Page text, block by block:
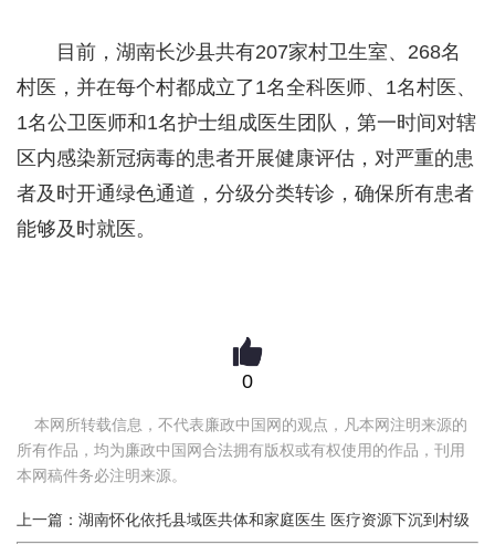
目前，湖南长沙县共有207家村卫生室、268名
村医，并在每个村都成立了1名全科医师、1名村医、
1名公卫医师和1名护士组成医生团队，第一时间对辖
区内感染新冠病毒的患者开展健康评估，对严重的患
者及时开通绿色通道，分级分类转诊，确保所有患者
能够及时就医。
0
本网所转载信息，不代表廉政中国网的观点，凡本网注明来源的
所有作品，均为廉政中国网合法拥有版权或有权使用的作品，刊用
本网稿件务必注明来源。
上一篇：湖南怀化依托县域医共体和家庭医生 医疗资源下沉到村级